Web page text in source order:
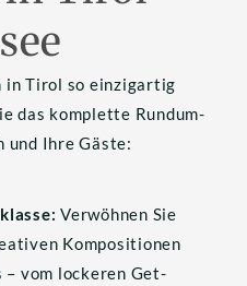
in Tirol so einzigartig
das komplette Rundum-
und Ihre Gäste:
Verwöhnen Sie
Kompositionen
– vom lockeren Get-